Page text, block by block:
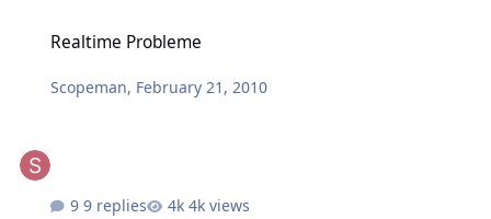
Realtime Probleme
Scopeman, February 21, 2010
9 replies 4k views